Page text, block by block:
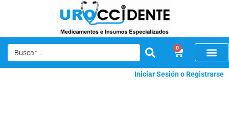
0
Iniciar Sesión o Registrarse